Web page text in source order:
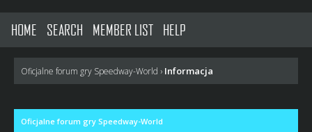
HOME SEARCH MEMBER LIST HELP
Oficjalne forum gry Speedway-World › Informacja
Oficjalne forum gry Speedway-World